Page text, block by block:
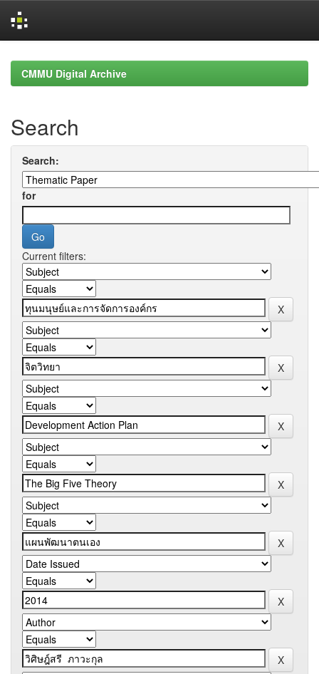
navigationCMMU Digital Archive
Search
Search:
for
Current filters: